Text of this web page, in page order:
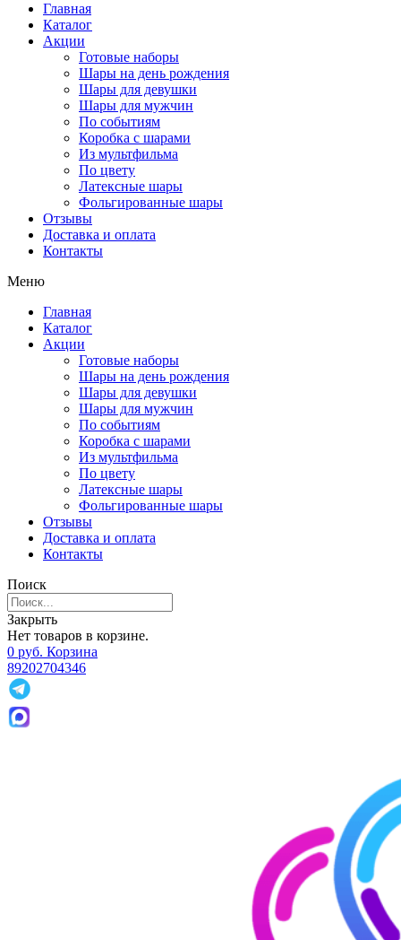
Главная
Каталог
Акции
Готовые наборы
Шары на день рождения
Шары для девушки
Шары для мужчин
По событиям
Коробка с шарами
Из мультфильма
По цвету
Латексные шары
Фольгированные шары
Отзывы
Доставка и оплата
Контакты
Меню
Главная
Каталог
Акции
Готовые наборы
Шары на день рождения
Шары для девушки
Шары для мужчин
По событиям
Коробка с шарами
Из мультфильма
По цвету
Латексные шары
Фольгированные шары
Отзывы
Доставка и оплата
Контакты
Поиск
Закрыть
Нет товаров в корзине.
0 руб. Корзина
89202704346